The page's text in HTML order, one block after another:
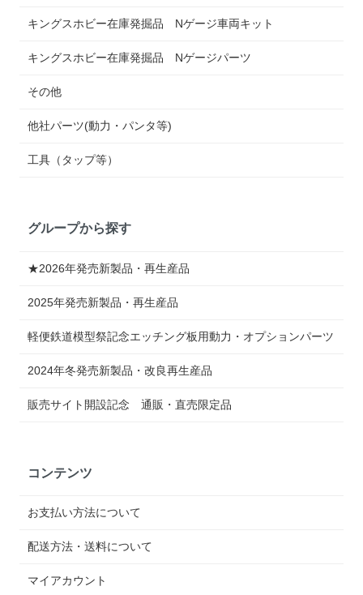
キングスホビー在庫発掘品 Nゲージ車両キット
キングスホビー在庫発掘品 Nゲージパーツ
その他
他社パーツ(動力・パンタ等)
工具（タップ等）
グループから探す
★2026年発売新製品・再生産品
2025年発売新製品・再生産品
軽便鉄道模型祭記念エッチング板用動力・オプションパーツ
2024年冬発売新製品・改良再生産品
販売サイト開設記念 通販・直売限定品
コンテンツ
お支払い方法について
配送方法・送料について
マイアカウント